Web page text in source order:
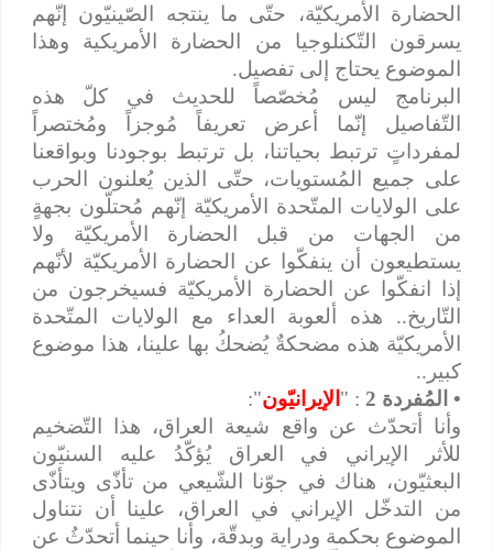
الحضارة الأمريكيّة، حتّى ما ينتجه الصّينيّون إنّهم
يسرقون التّكنلوجيا من الحضارة الأمريكية وهذا
الموضوع يحتاج إلى تفصيل.
البرنامج ليس مُخصّصاً للحديث في كلّ هذه
التّفاصيل إنّما أعرض تعريفاً مُوجزاً ومُختصراً
لمفرداتٍ ترتبط بحياتنا، بل ترتبط بوجودنا وبواقعنا
على جميع المُستويات، حتّى الذين يُعلنون الحرب
على الولايات المتّحدة الأمريكيّة إنّهم مُحتلّون بجهةٍ
من الجهات من قبل الحضارة الأمريكيّة ولا
يستطيعون أن ينفكّوا عن الحضارة الأمريكيّة لأنّهم
إذا انفكّوا عن الحضارة الأمريكيّة فسيخرجون من
التّاريخ.. هذه ألعوبة العداء مع الولايات المتّحدة
الأمريكيّة هذه مضحكةٌ يُضحكُ بها علينا، هذا موضوع
كبير..
• المُفردة 2 : "الإيرانيّون":
وأنا أتحدّث عن واقع شيعة العراق، هذا التّضخيم
للأثر الإيراني في العراق يُؤكّدُ عليه السنيّون
البعثيّون، هناك في جوّنا الشّيعي من تأذّى ويتأذّى
من التدخّل الإيراني في العراق، علينا أن نتناول
الموضوع بحكمة ودراية وبدقّة، وأنا حينما أتحدّثُ عن